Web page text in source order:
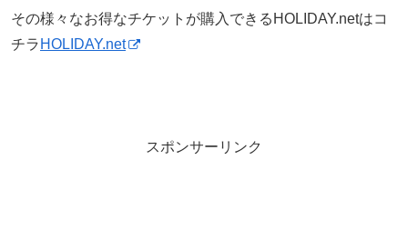
その様々なお得なチケットが購入できるHOLIDAY.netはコ
チラ HOLIDAY.net
スポンサーリンク